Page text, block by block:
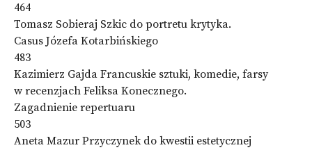
464
Tomasz Sobieraj Szkic do portretu krytyka.
Casus Józefa Kotarbińskiego
483
Kazimierz Gajda Francuskie sztuki, komedie, farsy
w recenzjach Feliksa Konecznego.
Zagadnienie repertuaru
503
Aneta Mazur Przyczynek do kwestii estetycznej